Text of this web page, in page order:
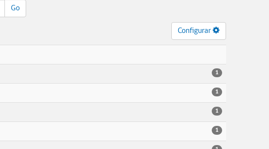
Go
Configurar
1
1
1
1